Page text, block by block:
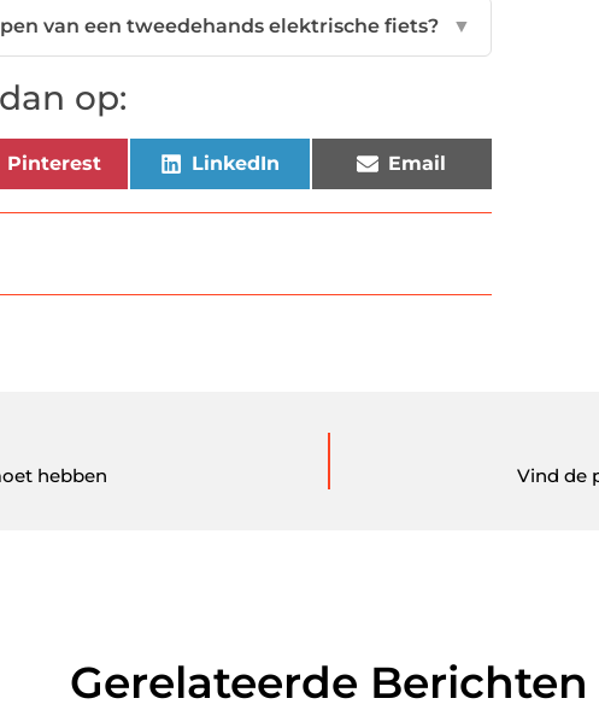
van een tweedehands elektrische fiets? ▼
op:
Pinterest LinkedIn Email
hebben Vind de
Gerelateerde Berichten